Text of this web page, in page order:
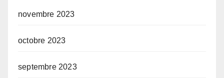
novembre 2023
octobre 2023
septembre 2023